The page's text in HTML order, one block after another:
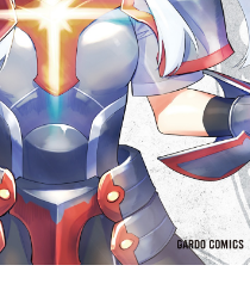
コミックパルフェ
コミックエッセイ
閉じる